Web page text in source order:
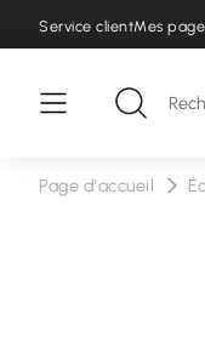
Service clientMes
Page d'accueil